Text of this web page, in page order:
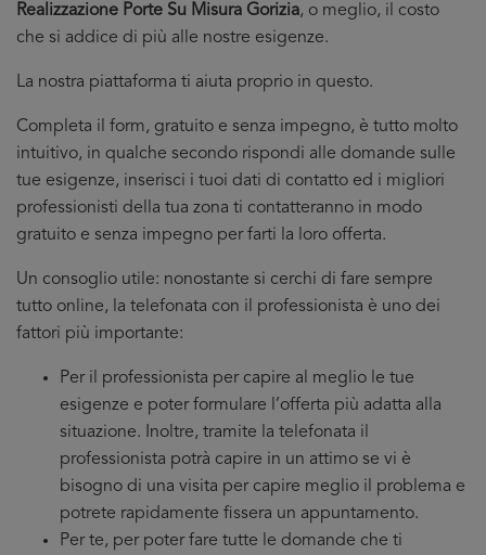
Realizzazione Porte Su Misura Gorizia, o meglio, il costo
che si addice di più alle nostre esigenze.
La nostra piattaforma ti aiuta proprio in questo.
Completa il form, gratuito e senza impegno, è tutto molto
intuitivo, in qualche secondo rispondi alle domande sulle
tue esigenze, inserisci i tuoi dati di contatto ed i migliori
professionisti della tua zona ti contatteranno in modo
gratuito e senza impegno per farti la loro offerta.
Un consoglio utile: nonostante si cerchi di fare sempre
tutto online, la telefonata con il professionista è uno dei
fattori più importante:
Per il professionista per capire al meglio le tue
esigenze e poter formulare l’offerta più adatta alla
situazione. Inoltre, tramite la telefonata il
professionista potrà capire in un attimo se vi è
bisogno di una visita per capire meglio il problema e
potrete rapidamente fissera un appuntamento.
Per te, per poter fare tutte le domande che ti